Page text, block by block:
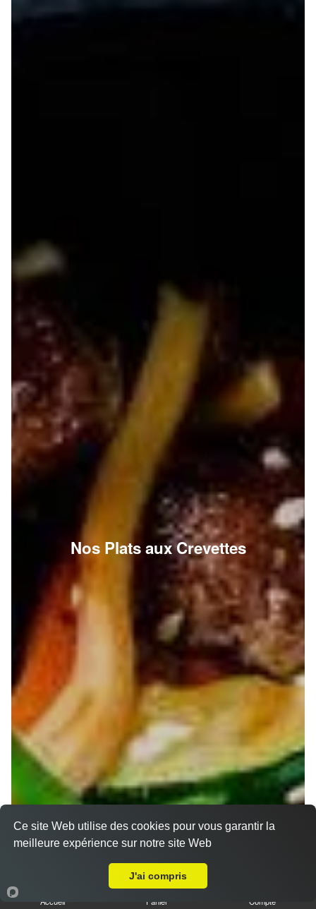
Nos Plats aux Crevettes
Accueil Panier Compte
Ce site Web utilise des cookies pour vous garantir la
meilleure expérience sur notre site Web
J'ai compris